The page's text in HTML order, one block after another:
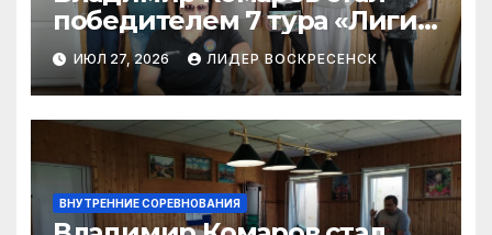
победителем 7 тура «Лиги
бильярда»-2026
ИЮЛ 27, 2026 ЛИДЕР ВОСКРЕСЕНСК
ВНУТРЕННИЕ СОРЕВНОВАНИЯ